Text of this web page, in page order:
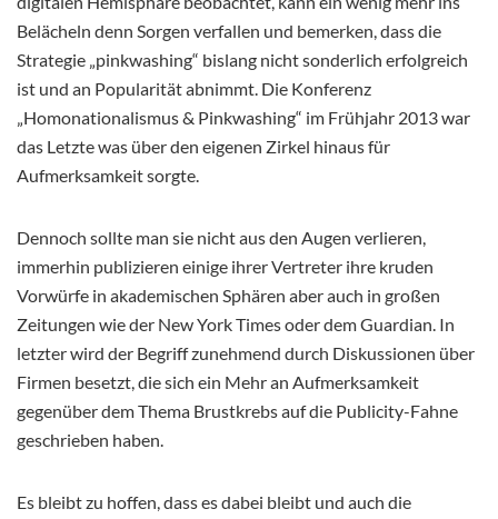
Belächeln denn Sorgen verfallen und bemerken, dass die
Strategie „pinkwashing“ bislang nicht sonderlich erfolgreich
ist und an Popularität abnimmt. Die Konferenz
„Homonationalismus & Pinkwashing“ im Frühjahr 2013 war
das Letzte was über den eigenen Zirkel hinaus für
Aufmerksamkeit sorgte.
Dennoch sollte man sie nicht aus den Augen verlieren,
immerhin publizieren einige ihrer Vertreter ihre kruden
Vorwürfe in akademischen Sphären aber auch in großen
Zeitungen wie der New York Times oder dem Guardian. In
letzter wird der Begriff zunehmend durch Diskussionen über
Firmen besetzt, die sich ein Mehr an Aufmerksamkeit
gegenüber dem Thema Brustkrebs auf die Publicity-Fahne
geschrieben haben.
Es bleibt zu hoffen, dass es dabei bleibt und auch die